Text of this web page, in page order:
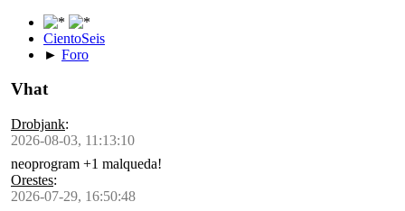
CientoSeis
► Foro
Vhat
Drobjank:
2026-08-03, 11:13:10
neoprogram +1 malqueda!
Orestes:
2026-07-29, 16:50:48